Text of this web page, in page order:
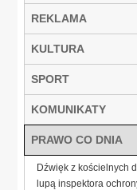
REKLAMA
KULTURA
SPORT
KOMUNIKATY
PRAWO CO DNIA
Dźwięk z kościelnych
lupą inspektora